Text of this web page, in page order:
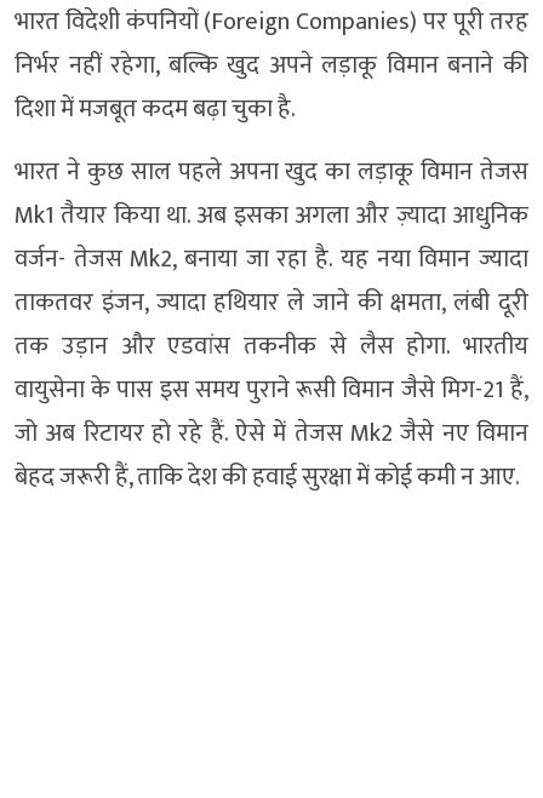
भारत विदेशी कंपनियों (Foreign Companies) पर पूरी तरह
निर्भर नहीं रहेगा, बल्कि खुद अपने लड़ाकू विमान बनाने की
दिशा में मजबूत कदम बढ़ा चुका है.
भारत ने कुछ साल पहले अपना खुद का लड़ाकू विमान तेजस
Mk1 तैयार किया था. अब इसका अगला और ज़्यादा आधुनिक
वर्जन- तेजस Mk2, बनाया जा रहा है. यह नया विमान ज्यादा
ताकतवर इंजन, ज्यादा हथियार ले जाने की क्षमता, लंबी दूरी
तक उड़ान और एडवांस तकनीक से लैस होगा. भारतीय
वायुसेना के पास इस समय पुराने रूसी विमान जैसे मिग-21 हैं,
जो अब रिटायर हो रहे हैं. ऐसे में तेजस Mk2 जैसे नए विमान
बेहद जरूरी हैं, ताकि देश की हवाई सुरक्षा में कोई कमी न आए.